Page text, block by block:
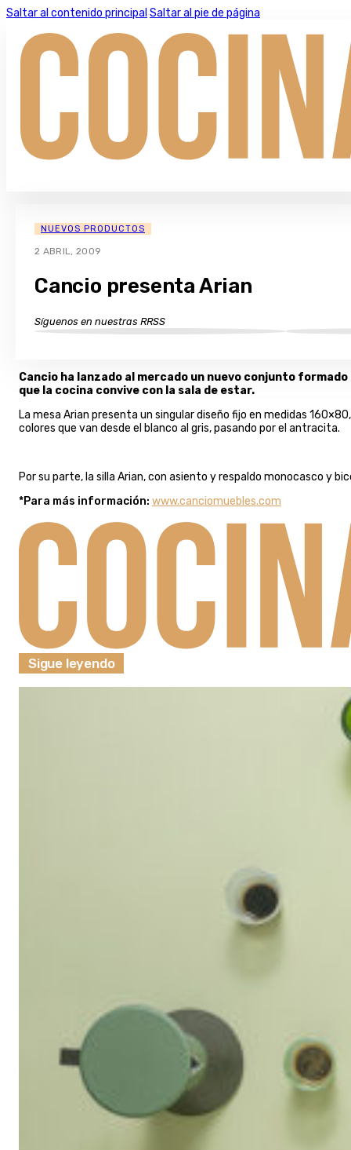
Saltar al contenido principal Saltar al pie de página
NUEVOS PRODUCTOS
2 ABRIL, 2009
Cancio presenta Arian
Síguenos en nuestras RRSS
Cancio ha lanzado al mercado un nuevo conjunto
que la cocina convive con la sala de estar.
La mesa Arian presenta un singular diseño fijo en medidas
colores que van desde el blanco al gris, pasando por el antracita.
Por su parte, la silla Arian, con asiento y respaldo monocasco y
*Para más información: www.canciomuebles.com
Sigue leyendo